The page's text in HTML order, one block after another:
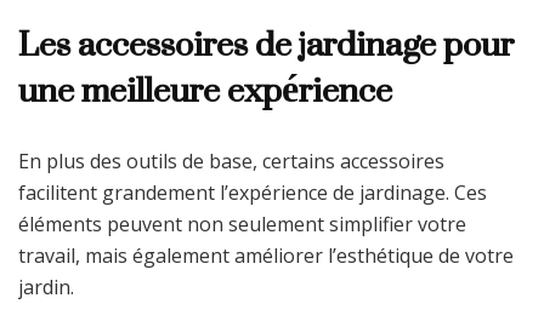
Les accessoires de jardinage pour
une meilleure expérience
En plus des outils de base, certains accessoires
facilitent grandement l’expérience de jardinage. Ces
éléments peuvent non seulement simplifier votre
travail, mais également améliorer l’esthétique de votre
jardin.